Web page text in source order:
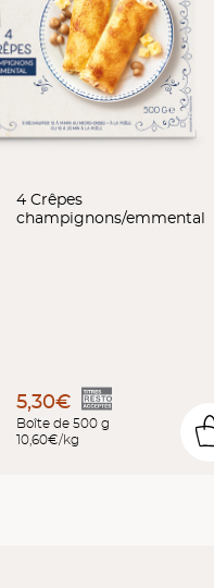
4 Crêpes
champignons/emmental
5,30€
Boîte de 500 g
10,60€/kg
0